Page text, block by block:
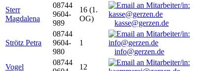
Sterr
Magdalena
08744
9604-
989
16 (1.
OG)
kasse@gerzen.de
Strötz Petra
08744
9604-
980
1
info@gerzen.de
Vogel
08744
12